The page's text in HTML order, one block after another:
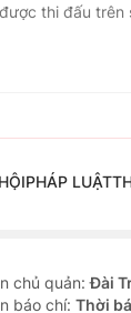
thi đấu trên
PHÁP LUẬT
chủ quản:Đài
báo chí: Thời